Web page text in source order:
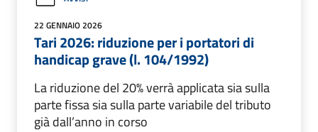
22 GENNAIO 2026
Tari 2026: riduzione per i portatori di
handicap grave (l. 104/1992)
La riduzione del 20% verrà applicata sia sulla
parte fissa sia sulla parte variabile del tributo
già dall’anno in corso